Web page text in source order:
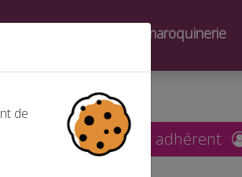
Salons de la maroquinerie
Espace adhérent
de